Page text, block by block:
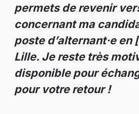
permets de revenir
concernant ma
poste d’alternant·e en
Lille. Je reste très
disponible pour
pour votre retour !